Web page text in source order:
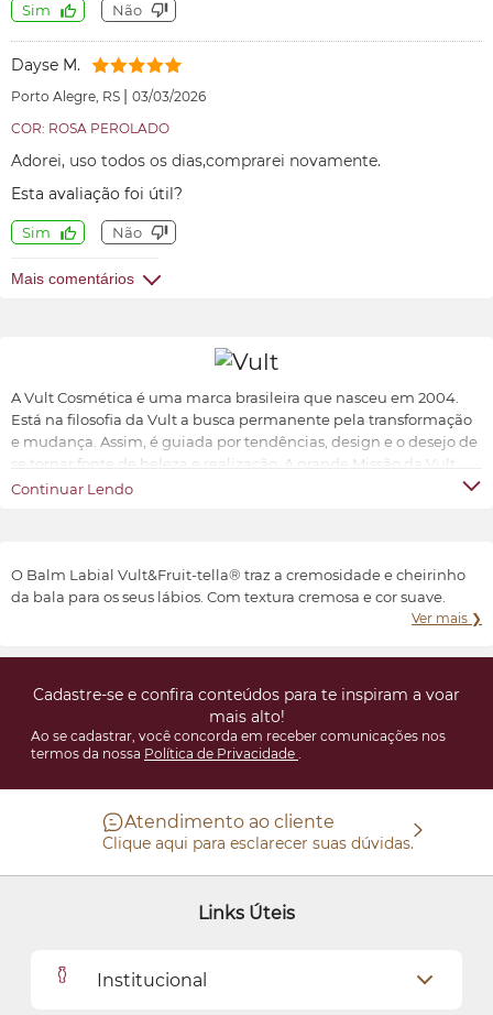
Sim Não
Dayse M.
Porto Alegre, RS | 03/03/2026
COR: ROSA PEROLADO
Adorei, uso todos os dias,comprarei novamente.
Esta avaliação foi útil?
Sim Não
Mais comentários
A Vult Cosmética é uma marca brasileira que nasceu em 2004.
Está na filosofia da Vult a busca permanente pela transformação
e mudança. Assim, é guiada por tendências, design e o desejo de
se tornar fonte de beleza e realização. A grande Missão da Vult
Cosmética é oferecer ao universo feminino a possibilidade de ter
Continuar Lendo
O Balm Labial Vult&Fruit-tella® traz a cremosidade e cheirinho
da bala para os seus lábios. Com textura cremosa e cor suave.
Ver mais ❯
Cadastre-se e confira conteúdos para te inspiram a voar
mais alto!
Ao se cadastrar, você concorda em receber comunicações nos
termos da nossa Política de Privacidade .
Atendimento ao cliente
Clique aqui para esclarecer suas dúvidas.
Links Úteis
Institucional